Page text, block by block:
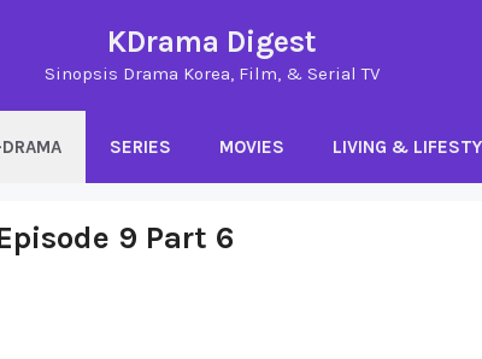
KDrama Digest
Sinopsis Drama Korea, Film, & Serial TV
SERIES MOVIES LIVING &
9 Part 6